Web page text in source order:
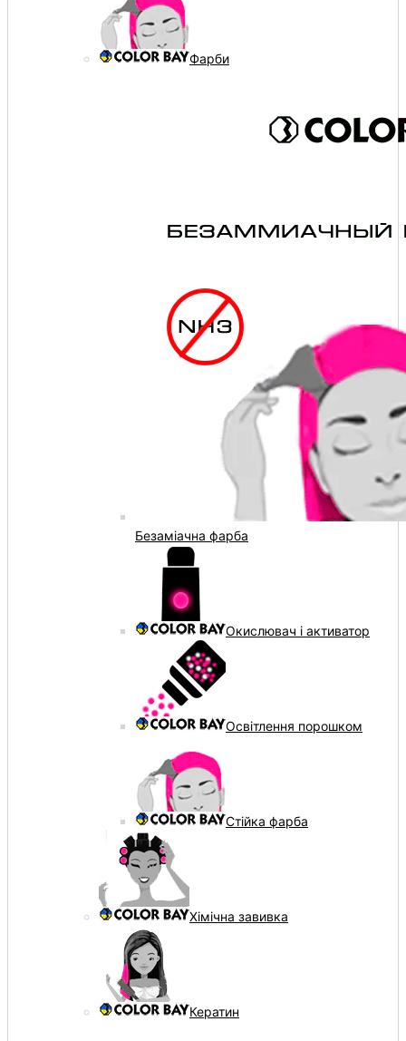
Фарби
Безаміачна фарба
Окислювач і активатор
Освітлення порошком
Стійка фарба
Хімічна завивка
Кератин